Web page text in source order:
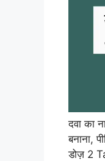
दवा का
बनाना,
डोज़ 2